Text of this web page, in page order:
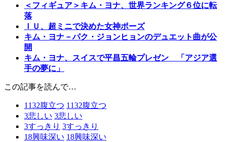
＜フィギュア＞キム・ヨナ、世界ランキング６位に転
落
ＩＵ、超ミニで決めた女神ポーズ
キム・ヨナ－パク・ジョンヒョンのデュエット曲が公
開
キム・ヨナ、スイスで平昌五輪プレゼン 「アジア選
手の夢に」
この記事を読んで…
1132腹立つ 1132腹立つ
3悲しい 3悲しい
3すっきり 3すっきり
18興味深い 18興味深い